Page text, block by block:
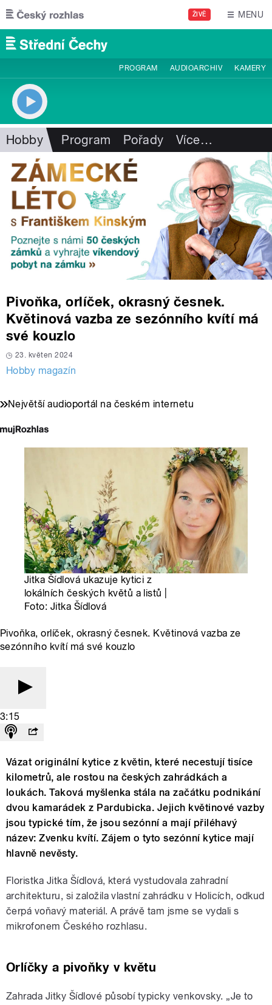
Přejít k hlavnímu obsahu
ŽIVĚ MENU
PROGRAM AUDIOARCHIV KAMERY
Hobby Program Pořady Více…
Pivoňka, orlíček, okrasný česnek.
Květinová vazba ze sezónního kvítí má
své kouzlo
23. květen 2024
Hobby magazín
Největší audioportál na českém internetu
Jitka Šídlová ukazuje kytici z
lokálních českých květů a listů |
Foto: Jitka Šídlová
Pivoňka, orlíček, okrasný česnek. Květinová vazba ze
sezónního kvítí má své kouzlo
3:15
Vázat originální kytice z květin, které necestují tisíce
kilometrů, ale rostou na českých zahrádkách a
loukách. Taková myšlenka stála na začátku podnikání
dvou kamarádek z Pardubicka. Jejich květinové vazby
jsou typické tím, že jsou sezónní a mají přiléhavý
název: Zvenku kvítí. Zájem o tyto sezónní kytice mají
hlavně nevěsty.
Floristka Jitka Šídlová, která vystudovala zahradní
architekturu, si založila vlastní zahrádku v Holicích, odkud
čerpá voňavý materiál. A právě tam jsme se vydali s
mikrofonem Českého rozhlasu.
Orlíčky a pivoňky v květu
Zahrada Jitky Šídlové působí typicky venkovsky. „Je to